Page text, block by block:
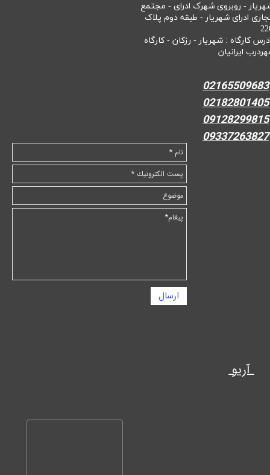
ارسال
- روبروی شهرک ادرای - مجتمع
ادرای شهریار - طبقه دوم پلاک
کارگاه : شهریار - رزکان - کارگاه
ایرانیان
02165509683
02182801405
09128299815
09337263827
آریو